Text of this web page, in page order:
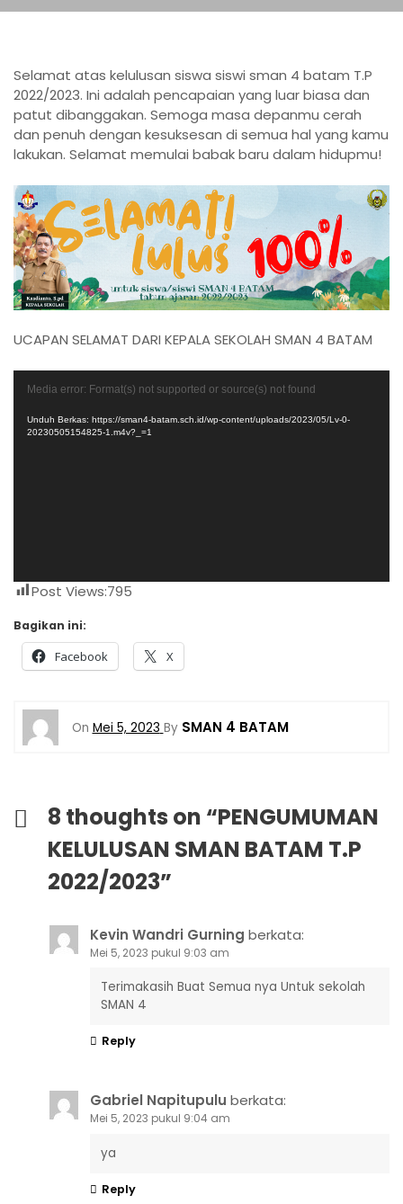
Selamat atas kelulusan siswa siswi sman 4 batam T.P
2022/2023. Ini adalah pencapaian yang luar biasa dan
patut dibanggakan. Semoga masa depanmu cerah
dan penuh dengan kesuksesan di semua hal yang kamu
lakukan. Selamat memulai babak baru dalam hidupmu!
UCAPAN SELAMAT DARI KEPALA SEKOLAH SMAN 4 BATAM
o
Media error: Format(s) not supported or source(s) not found
Unduh Berkas: https://sman4-batam.sch.id/wp-content/uploads/2023/05/Lv-0-
20230505154825-1.m4v?_=1
Post Views:795
Bagikan ini:
Facebook X
On Mei 5, 2023 By SMAN 4 BATAM
8 thoughts on “PENGUMUMAN
KELULUSAN SMAN BATAM T.P
2022/2023”
Kevin Wandri Gurning berkata:
Mei 5, 2023 pukul 9:03 am
Terimakasih Buat Semua nya Untuk sekolah
SMAN 4
Reply
Gabriel Napitupulu berkata:
Mei 5, 2023 pukul 9:04 am
ya
Reply